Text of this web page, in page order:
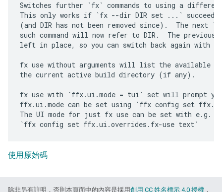
Switches further `fx` commands to using a
This only works if `fx --dir DIR set ...`
(and DIR has not been removed since).  The next
such command will now refer to DIR.  The
left in place, so you can switch back again with
fx use without arguments will list the available
the current active build directory (if any).
fx use with `ffx.ui.mode = tui` set will prompt
ffx.ui.mode can be set using `ffx config set
The UI mode for just fx use can be set with e.g.
使用原始碼
除非另有註明，否則本頁面中的內容是採用創用 CC 姓名標示 4.0 授權 ，